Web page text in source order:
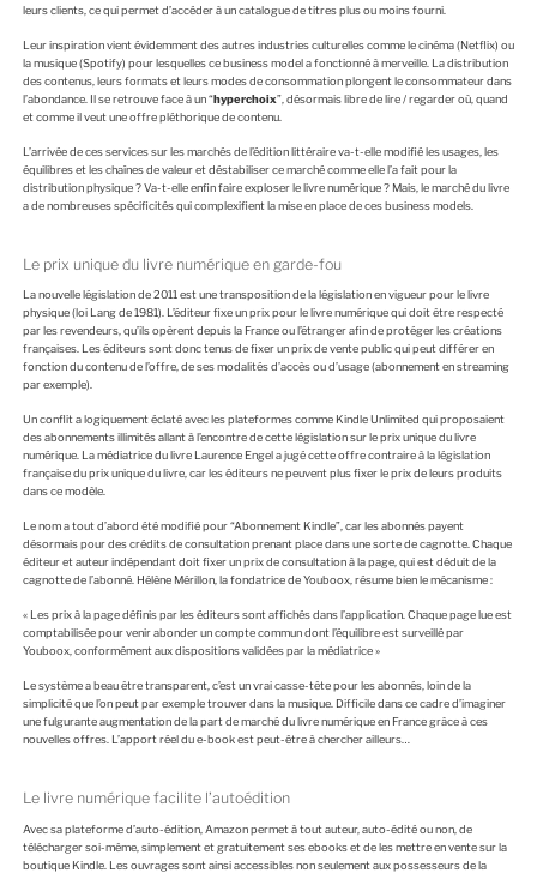
leurs clients, ce qui permet d’accéder à un catalogue de titres plus ou moins fourni.
Leur inspiration vient évidemment des autres industries culturelles comme le cinéma (Netflix) ou
la musique (Spotify) pour lesquelles ce business model a fonctionné à merveille. La distribution
des contenus, leurs formats et leurs modes de consommation plongent le consommateur dans
l’abondance. Il se retrouve face à un “hyperchoix”, désormais libre de lire / regarder où, quand
et comme il veut une offre pléthorique de contenu.
L’arrivée de ces services sur les marchés de l’édition littéraire va-t-elle modifié les usages, les
équilibres et les chaînes de valeur et déstabiliser ce marché comme elle l’a fait pour la
distribution physique ? Va-t-elle enfin faire exploser le livre numérique ? Mais, le marché du livre
a de nombreuses spécificités qui complexifient la mise en place de ces business models.
Le prix unique du livre numérique en garde-fou
La nouvelle législation de 2011 est une transposition de la législation en vigueur pour le livre
physique (loi Lang de 1981). L’éditeur fixe un prix pour le livre numérique qui doit être respecté
par les revendeurs, qu’ils opèrent depuis la France ou l’étranger afin de protéger les créations
françaises. Les éditeurs sont donc tenus de fixer un prix de vente public qui peut différer en
fonction du contenu de l’offre, de ses modalités d’accès ou d’usage (abonnement en streaming
par exemple).
Un conflit a logiquement éclaté avec les plateformes comme Kindle Unlimited qui proposaient
des abonnements illimités allant à l’encontre de cette législation sur le prix unique du livre
numérique. La médiatrice du livre Laurence Engel a jugé cette offre contraire à la législation
française du prix unique du livre, car les éditeurs ne peuvent plus fixer le prix de leurs produits
dans ce modèle.
Le nom a tout d’abord été modifié pour “Abonnement Kindle”, car les abonnés payent
désormais pour des crédits de consultation prenant place dans une sorte de cagnotte. Chaque
éditeur et auteur indépendant doit fixer un prix de consultation à la page, qui est déduit de la
cagnotte de l’abonné. Hélène Mérillon, la fondatrice de Youboox, résume bien le mécanisme :
« Les prix à la page définis par les éditeurs sont affichés dans l’application. Chaque page lue est
comptabilisée pour venir abonder un compte commun dont l’équilibre est surveillé par
Youboox, conformément aux dispositions validées par la médiatrice »
Le système a beau être transparent, c’est un vrai casse-tête pour les abonnés, loin de la
simplicité que l’on peut par exemple trouver dans la musique. Difficile dans ce cadre d’imaginer
une fulgurante augmentation de la part de marché du livre numérique en France grâce à ces
nouvelles offres. L’apport réel du e-book est peut-être à chercher ailleurs…
Le livre numérique facilite l’autoédition
Avec sa plateforme d’auto-édition, Amazon permet à tout auteur, auto-édité ou non, de
télécharger soi-même, simplement et gratuitement ses ebooks et de les mettre en vente sur la
boutique Kindle. Les ouvrages sont ainsi accessibles non seulement aux possesseurs de la